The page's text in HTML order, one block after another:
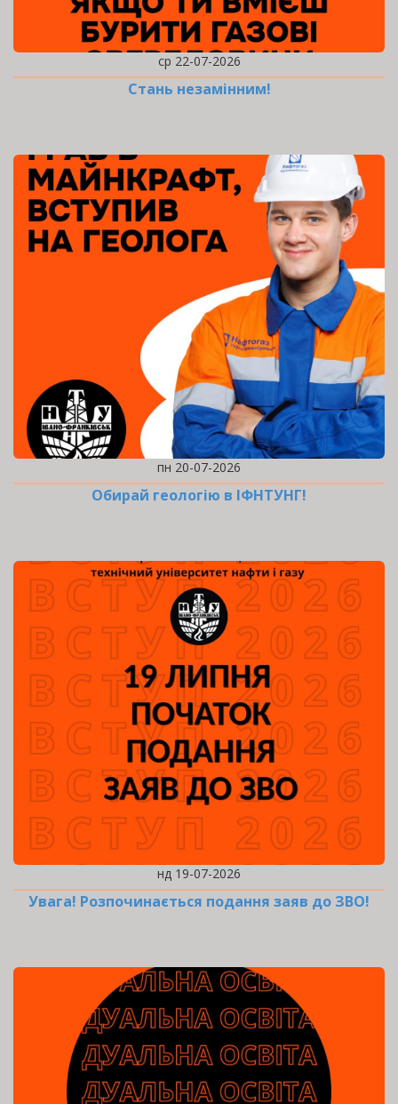
ср 22-07-2026
Стань незамінним!
пн 20-07-2026
Обирай геологію в ІФНТУНГ!
нд 19-07-2026
Увага! Розпочинається подання заяв до ЗВО!